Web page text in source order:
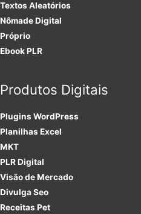
Textos Aleatórios
Nômade Digital
Próprio
Ebook PLR
Produtos Digitais
PluginsWordPress
Planilhas Excel
MKT
PLRDigital
Visão de Mercado
Divulga Seo
Receitas Pet